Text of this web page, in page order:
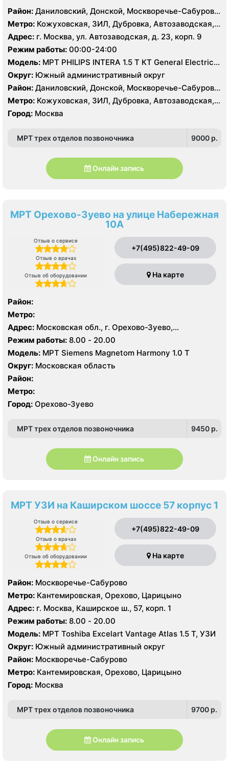
Район: Даниловский, Донской, Москворечье-Сабурово,
Нагатино-Садовники, Нагатинский Затон, Нагорный
Метро: Кожуховская, ЗИЛ, Дубровка, Автозаводская,
Нагатинская, Технопарк, Тульская, Угрешская
Адрес: г. Москва, ул. Автозаводская, д. 23, корп. 9
Режим работы: 00:00-24:00
Модель: МРТ PHILIPS INTERA 1.5 T КТ General Electric
LIGHT SPEED 64 среза
Округ: Южный административный округ
Район: Даниловский, Донской, Москворечье-Сабурово,
Нагатино-Садовники, Нагатинский Затон, Нагорный
Метро: Кожуховская, ЗИЛ, Дубровка, Автозаводская,
Нагатинская, Технопарк, Тульская, Угрешская
Город: Москва
МРТ трех отделов позвоночника 9000 p.
Онлайн запись
МРТ Орехово-Зуево на улице Набережная
10А
Отзыв о сервисе
Отзыв о врачах
Отзыв об оборудовании
+7(495)822-49-09
На карте
Район:
Метро:
Адрес: Московская обл., г. Орехово-Зуево,
Набережная ул., 10А
Режим работы: 8.00 - 20.00
Модель: МРТ Siemens Magnetom Harmony 1.0 Т
Округ: Московская область
Район:
Метро:
Город: Орехово-Зуево
МРТ трех отделов позвоночника 9450 p.
Онлайн запись
МРТ УЗИ на Каширском шоссе 57 корпус 1
Отзыв о сервисе
Отзыв о врачах
Отзыв об оборудовании
+7(495)822-49-09
На карте
Район: Москворечье-Сабурово
Метро: Кантемировская, Орехово, Царицыно
Адрес: г. Москва, Каширское ш., 57, корп. 1
Режим работы: 8.00 - 20.00
Модель: МРТ Toshiba Excelart Vantage Atlas 1.5 Т, УЗИ
Округ: Южный административный округ
Район: Москворечье-Сабурово
Метро: Кантемировская, Орехово, Царицыно
Город: Москва
МРТ трех отделов позвоночника 9700 p.
Онлайн запись